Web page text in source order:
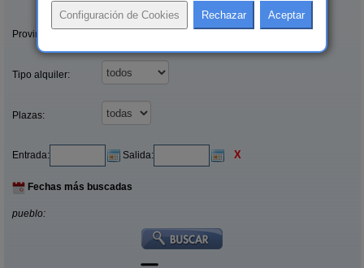
Provincias/Islas:
Tipo alquiler:
Plazas:
Entrada: Salida: X
Fechas más buscadas
pueblo: